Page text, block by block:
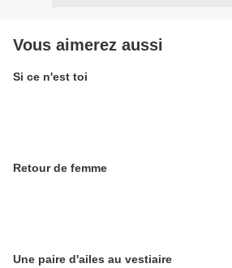
Vous aimerez aussi
Si ce n'est toi
Retour de femme
Une paire d'ailes au vestiaire